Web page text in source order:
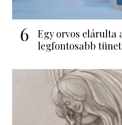
6
Egy orvos elárulta
legfontosabb